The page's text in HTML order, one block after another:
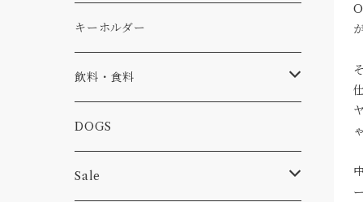
コラボ
食品
焚き火
小物
バイク
カー
キャップ、ニット
バッグ
小物
パンツ
ワッペン
ステッカー
ピン
キーホルダー
飲料・食料
コーヒー
食べ物
DOGS
Sale